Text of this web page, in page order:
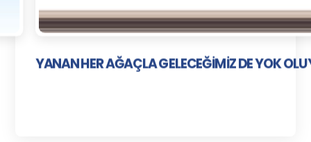
YANAN HER AĞAÇLA GELECEĞİMİZ DE YOK